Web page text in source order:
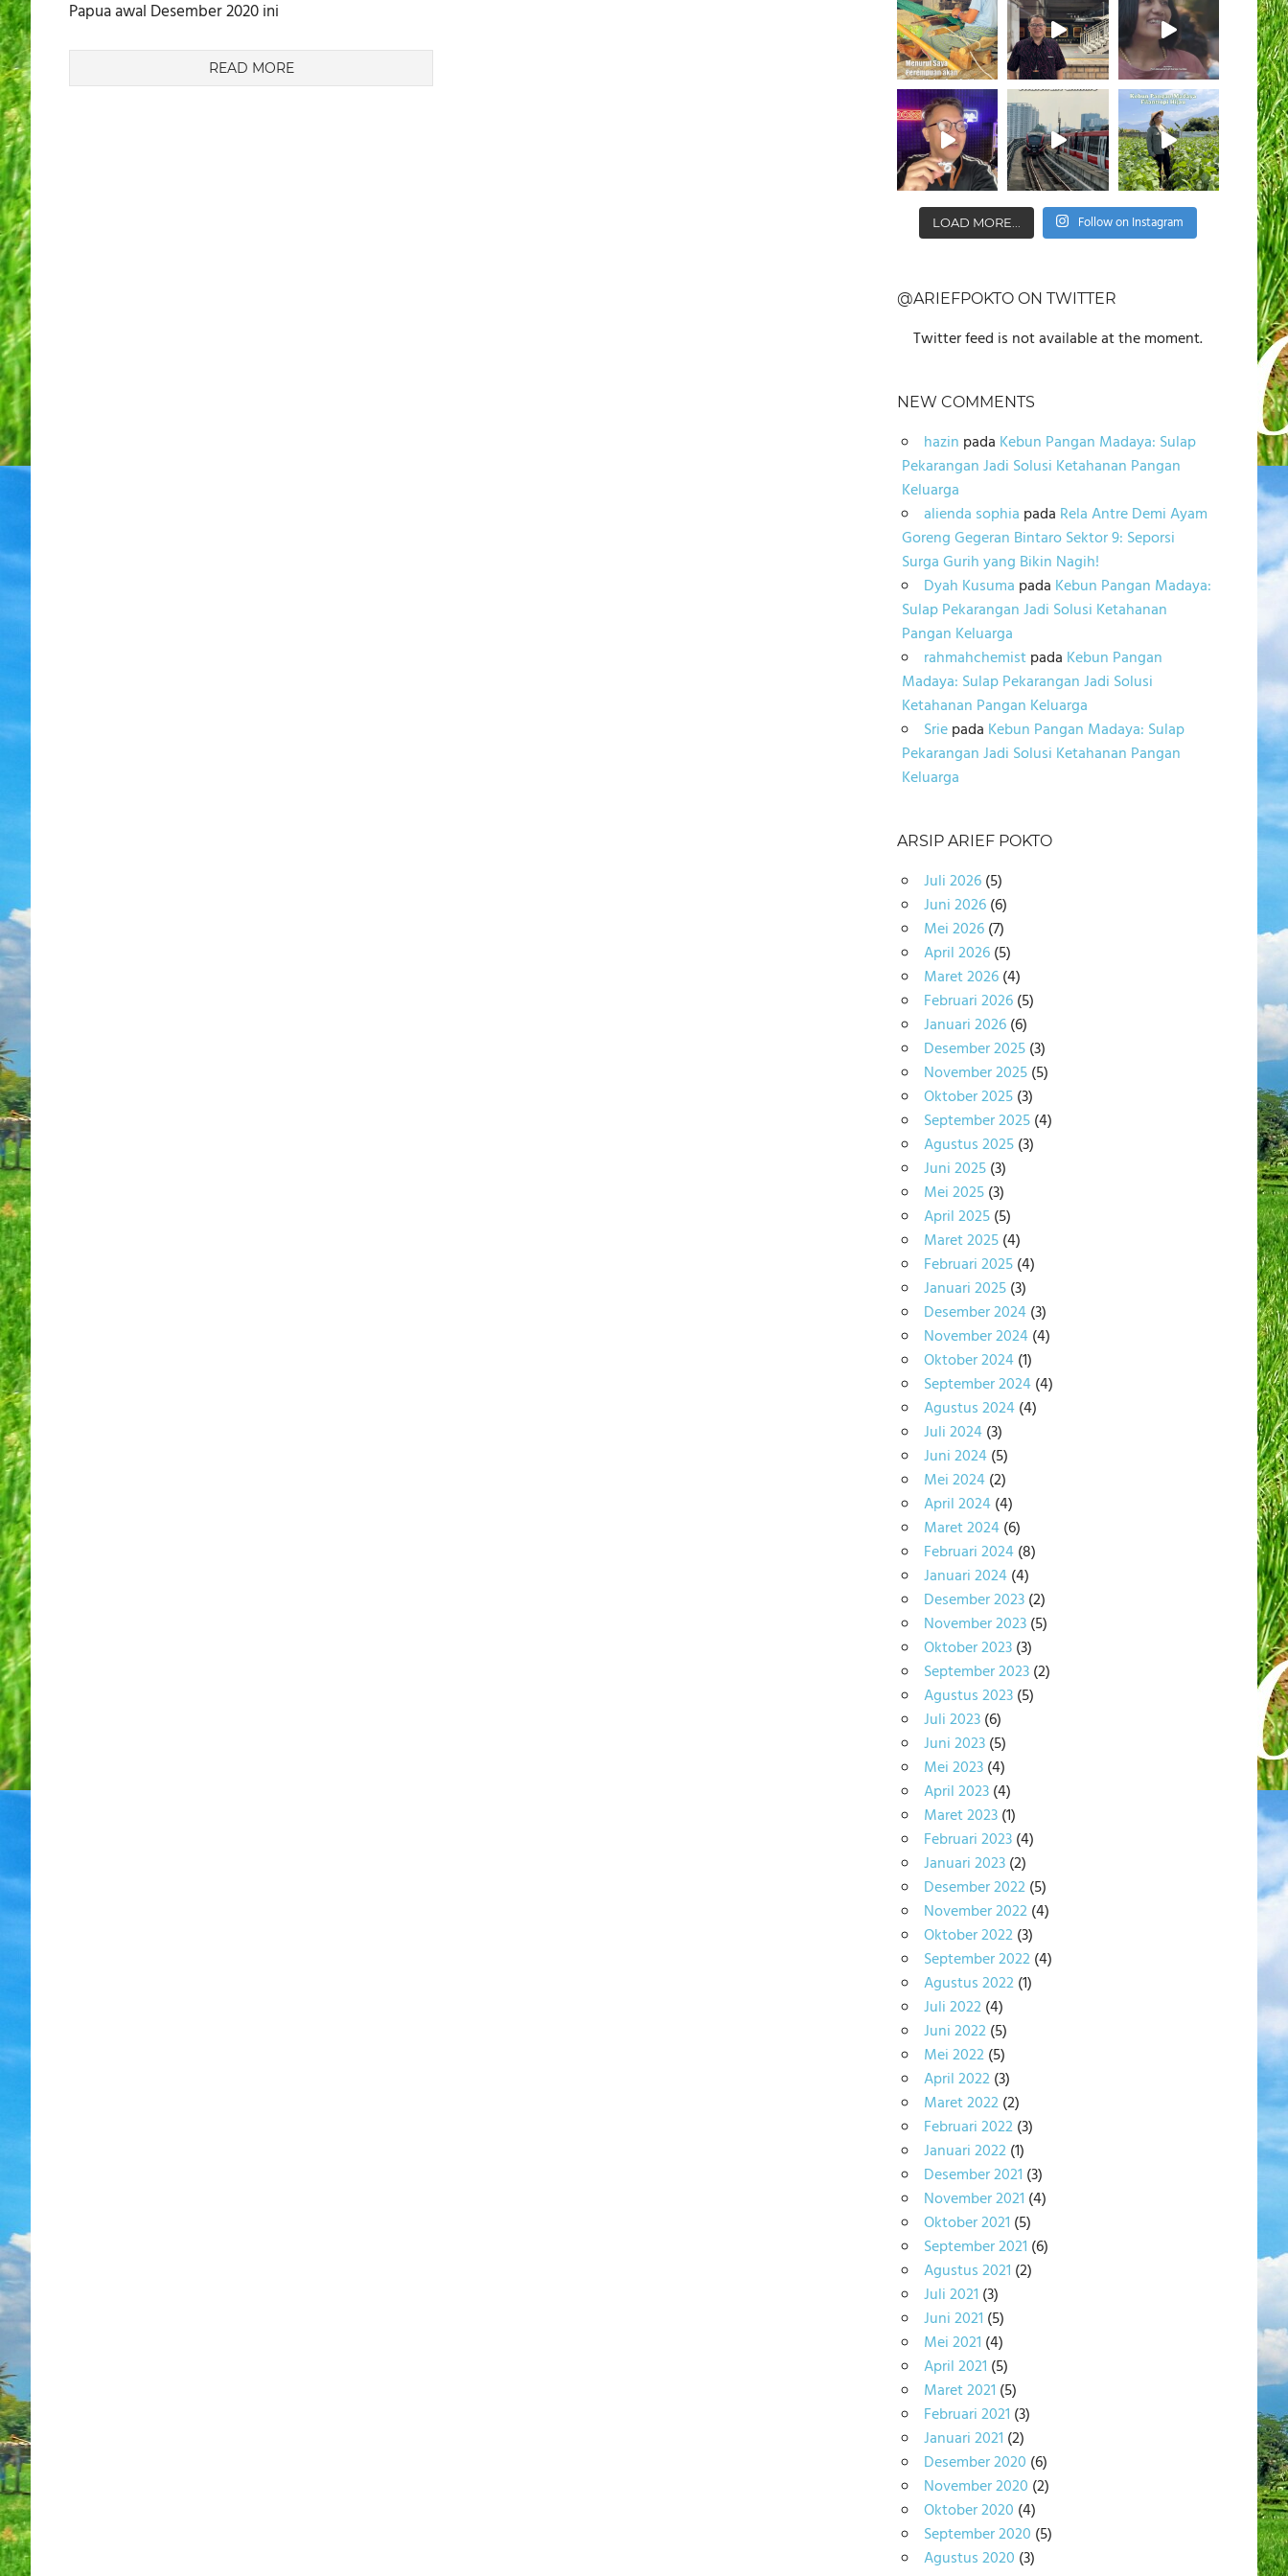
Papua awal Desember 2020 ini
READ MORE
LOAD MORE... Follow on Instagram
@ARIEFPOKTO ON TWITTER
Twitter feed is not available at the moment.
NEW COMMENTS
hazin pada Kebun Pangan Madaya: Sulap
Pekarangan Jadi Solusi Ketahanan Pangan
Keluarga
alienda sophia pada Rela Antre Demi Ayam
Goreng Gegeran Bintaro Sektor 9: Seporsi
Surga Gurih yang Bikin Nagih!
Dyah Kusuma pada Kebun Pangan Madaya:
Sulap Pekarangan Jadi Solusi Ketahanan
Pangan Keluarga
rahmahchemistpada Kebun Pangan
Madaya: Sulap Pekarangan Jadi Solusi
Ketahanan Pangan Keluarga
Sriepada Kebun Pangan Madaya: Sulap
Pekarangan Jadi Solusi Ketahanan Pangan
Keluarga
ARSIP ARIEF POKTO
Juli 2026(5)
Juni 2026(6)
Mei 2026(7)
April 2026(5)
Maret 2026(4)
Februari 2026(5)
Januari 2026(6)
Desember 2025(3)
November 2025(5)
Oktober 2025(3)
September 2025(4)
Agustus 2025(3)
Juni 2025(3)
Mei 2025(3)
April 2025(5)
Maret 2025(4)
Februari 2025(4)
Januari 2025(3)
Desember 2024(3)
November 2024(4)
Oktober 2024(1)
September 2024(4)
Agustus 2024(4)
Juli 2024(3)
Juni 2024(5)
Mei 2024(2)
April 2024(4)
Maret 2024(6)
Februari 2024(8)
Januari 2024(4)
Desember 2023(2)
November 2023(5)
Oktober 2023(3)
September 2023(2)
Agustus 2023(5)
Juli 2023(6)
Juni 2023(5)
Mei 2023(4)
April 2023(4)
Maret 2023(1)
Februari 2023(4)
Januari 2023(2)
Desember 2022(5)
November 2022(4)
Oktober 2022(3)
September 2022(4)
Agustus 2022(1)
Juli 2022(4)
Juni 2022(5)
Mei 2022(5)
April 2022(3)
Maret 2022(2)
Februari 2022(3)
Januari 2022(1)
Desember 2021 (3)
November 2021 (4)
Oktober 2021 (5)
September 2021 (6)
Agustus 2021 (2)
Juli 2021 (3)
Juni 2021 (5)
Mei 2021 (4)
April 2021 (5)
Maret 2021 (5)
Februari 2021 (3)
Januari 2021 (2)
Desember 2020 (6)
November 2020 (2)
Oktober 2020 (4)
September 2020 (5)
Agustus 2020 (3)